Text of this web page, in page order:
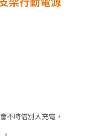
不時借別人充電，